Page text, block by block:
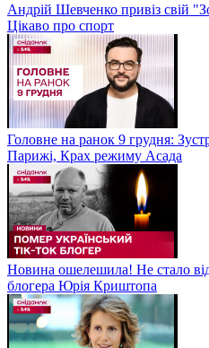
Андрій Шевченко привіз свій
Цікаво про спорт
Головне на ранок 9 грудня:
Парижі, Крах режиму Асада
Новина ошелешила! Не стало
блогера Юрія Криштопа